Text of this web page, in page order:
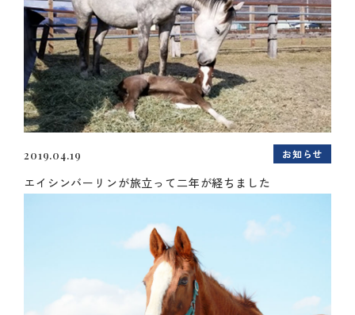
2019.04.19 お知らせ
エイシンバーリンが旅立って二年が経ちました